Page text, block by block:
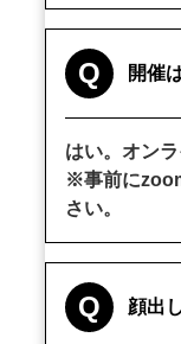
Q 開催
はい。オン
※事前に
さい。
Q 顔出